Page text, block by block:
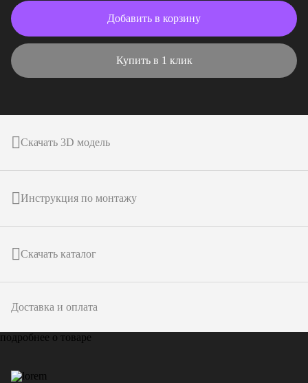
Добавить в корзину
Купить в 1 клик
Скачать 3D модель
Инструкция по монтажу
Скачать каталог
Доставка и оплата
подробнее о товаре